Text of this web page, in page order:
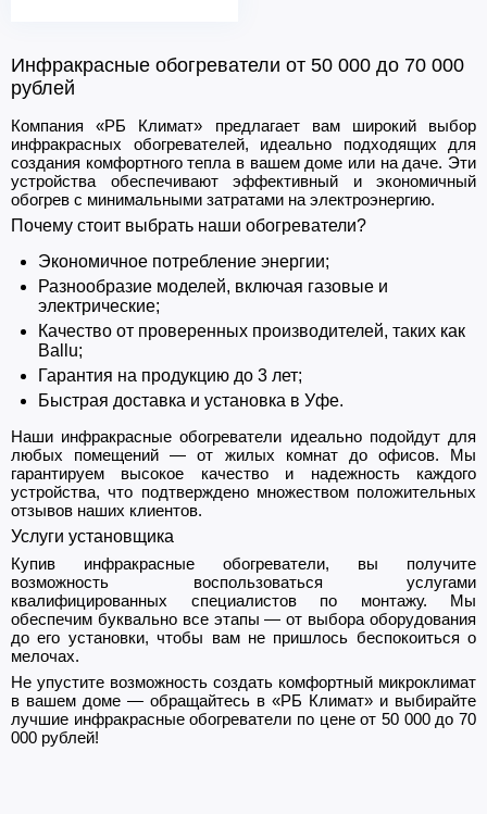
Инфракрасные обогреватели от 50 000 до 70 000
рублей
Компания «РБ Климат» предлагает вам широкий выбор
инфракрасных обогревателей, идеально подходящих для
создания комфортного тепла в вашем доме или на даче. Эти
устройства обеспечивают эффективный и экономичный
обогрев с минимальными затратами на электроэнергию.
Почему стоит выбрать наши обогреватели?
Экономичное потребление энергии;
Разнообразие моделей, включая газовые и
электрические;
Качество от проверенных производителей, таких как
Ballu;
Гарантия на продукцию до 3 лет;
Быстрая доставка и установка в Уфе.
Наши инфракрасные обогреватели идеально подойдут для
любых помещений — от жилых комнат до офисов. Мы
гарантируем высокое качество и надежность каждого
устройства, что подтверждено множеством положительных
отзывов наших клиентов.
Услуги установщика
Купив инфракрасные обогреватели, вы получите
возможность воспользоваться услугами
квалифицированных специалистов по монтажу. Мы
обеспечим буквально все этапы — от выбора оборудования
до его установки, чтобы вам не пришлось беспокоиться о
мелочах.
Не упустите возможность создать комфортный микроклимат
в вашем доме — обращайтесь в «РБ Климат» и выбирайте
лучшие инфракрасные обогреватели по цене от 50 000 до 70
000 рублей!